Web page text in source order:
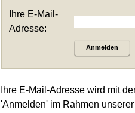
Ihre E-Mail-
Adresse:
Anmelden
Ihre E-Mail-Adresse wird mit
'Anmelden' im Rahmen unserer